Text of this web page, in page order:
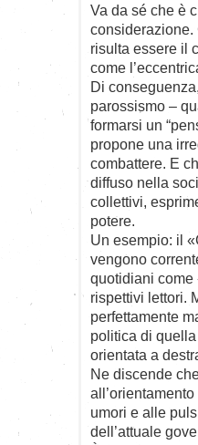
Va da sé che è
considerazione.
risulta essere il
come
Di
parossismo –
formarsi un
propone una
combattere. E
diffuso nella
collettivi,
potere.
Un esempio: il
vengono
quotidiani come
rispettivi lettori.
perfettamente
politica di
orientata a
Ne discende
umori e alle
dell’attuale